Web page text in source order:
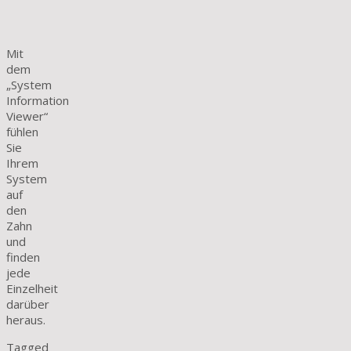
Mit
dem
„System
Information
Viewer“
fühlen
Sie
Ihrem
System
auf
den
Zahn
und
finden
jede
Einzelheit
darüber
heraus.
Tagged